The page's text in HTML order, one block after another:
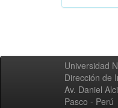
Universidad
Dirección de
Av. Daniel
Pasco - Perú